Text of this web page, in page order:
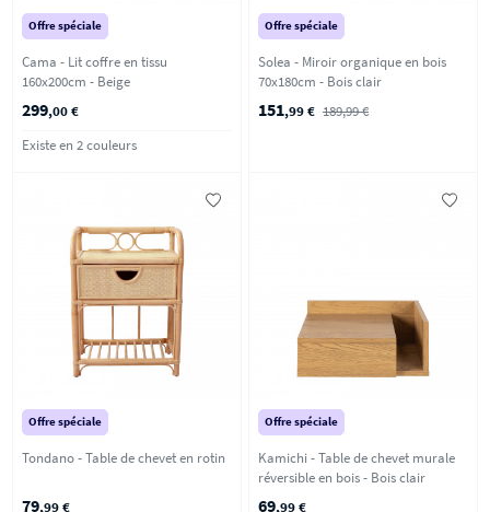
Offre spéciale
Cama - Lit coffre en tissu
160x200cm - Beige
299,00 €
Existe en 2 couleurs
Offre spéciale
Solea - Miroir organique en bois
70x180cm - Bois clair
151,99 € 189,99 €
Offre spéciale
Tondano - Table de chevet en rotin
79,99 €
Offre spéciale
Kamichi - Table de chevet murale
réversible en bois - Bois clair
69,99 €